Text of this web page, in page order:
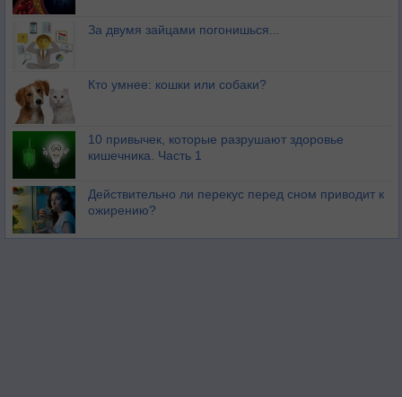
За двумя зайцами погонишься...
Кто умнее: кошки или собаки?
10 привычек, которые разрушают здоровье
кишечника. Часть 1
Действительно ли перекус перед сном приводит к
ожирению?